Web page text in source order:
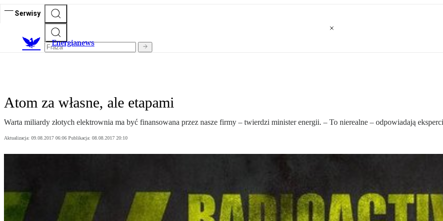
Serwisy
Energianews
Atom za własne, ale etapami
Warta miliardy złotych elektrownia ma być finansowana przez nasze firmy – twierdzi minister energii. – To nierealne – odpowiadają
Aktualizacja: 09.08.2017 06:06 Publikacja: 08.08.2017 20:10